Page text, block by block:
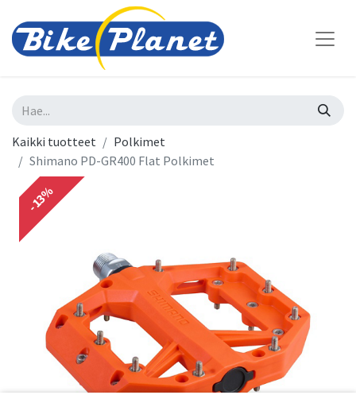
Kaikki tuotteet
Polkimet
Shimano PD-GR400 Flat Polkimet
-13%